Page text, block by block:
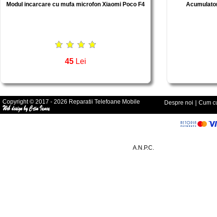
Modul incarcare cu mufa microfon Xiaomi Poco F4
45 Lei
Copyright © 2017 - 2026 Reparatii Telefoane Mobile Despre noi | Cum
A.N.P.C.